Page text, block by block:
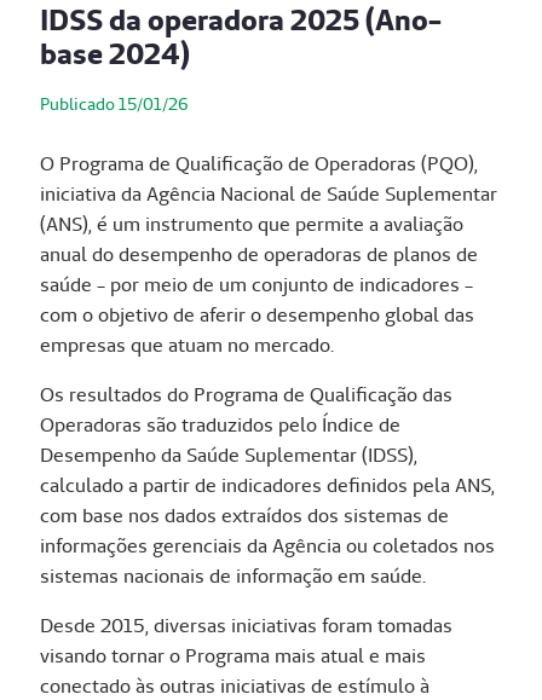
IDSS da operadora 2025 (Ano-
base 2024)
Publicado 15/01/26
O Programa de Qualificação de Operadoras (PQO),
iniciativa da Agência Nacional de Saúde Suplementar
(ANS), é um instrumento que permite a avaliação
anual do desempenho de operadoras de planos de
saúde - por meio de um conjunto de indicadores -
com o objetivo de aferir o desempenho global das
empresas que atuam no mercado.
Os resultados do Programa de Qualificação das
Operadoras são traduzidos pelo Índice de
Desempenho da Saúde Suplementar (IDSS),
calculado a partir de indicadores definidos pela ANS,
com base nos dados extraídos dos sistemas de
informações gerenciais da Agência ou coletados nos
sistemas nacionais de informação em saúde.
Desde 2015, diversas iniciativas foram tomadas
visando tornar o Programa mais atual e mais
conectado às outras iniciativas de estímulo à